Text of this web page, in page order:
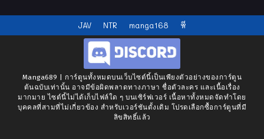
JAV NTR manga168 หี
Manga689 | การ์ตูนทั้งหมดบนเว็บไซต์นี้เป็นเพียงตัวอย่างของการ์ตูน
ต้นฉบับเท่านั้น อาจมีข้อผิดพลาดทางภาษา ชื่อตัวละคร และเนื้อเรื่อง
มากมาย ไซต์นี้ไม่ได้เก็บไฟล์ใด ๆ บนเซิร์ฟเวอร์ เนื้อหาทั้งหมดจัดทำโดย
บุคคลที่สามที่ไม่เกี่ยวข้อง สำหรับเวอร์ชันดั้งเดิม โปรดเลือกซื้อการ์ตูนที่มี
ลิขสิทธิ์แล้ว